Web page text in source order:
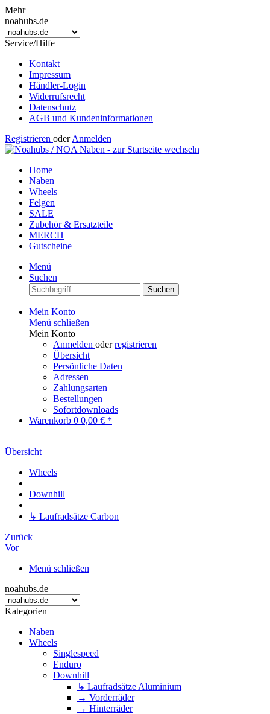
Mehr
noahubs.de
Service/Hilfe
Kontakt
Impressum
Händler-Login
Widerrufsrecht
Datenschutz
AGB und Kundeninformationen
Registrieren oder Anmelden
Home
Naben
Wheels
Felgen
SALE
Zubehör & Ersatzteile
MERCH
Gutscheine
Menü
Suchen
Suchen
Mein Konto
Menü schließen
Mein Konto
Anmelden oderregistrieren
Übersicht
Persönliche Daten
Adressen
Zahlungsarten
Bestellungen
Sofortdownloads
Warenkorb 0 0,00 € *
Übersicht
Wheels
Downhill
↳ Laufradsätze Carbon
Zurück
Vor
Menü schließen
noahubs.de
Kategorien
Naben
Wheels
Singlespeed
Enduro
Downhill
↳ Laufradsätze Aluminium
→ Vorderräder
→ Hinterräder